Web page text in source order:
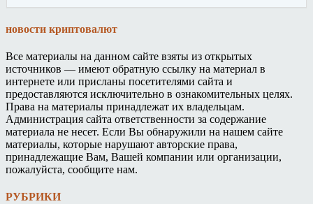
новости криптовалют
Все материалы на данном сайте взяты из открытых
источников — имеют обратную ссылку на материал в
интернете или присланы посетителями сайта и
предоставляются исключительно в ознакомительных целях.
Права на материалы принадлежат их владельцам.
Администрация сайта ответственности за содержание
материала не несет. Если Вы обнаружили на нашем сайте
материалы, которые нарушают авторские права,
принадлежащие Вам, Вашей компании или организации,
пожалуйста, сообщите нам.
РУБРИКИ